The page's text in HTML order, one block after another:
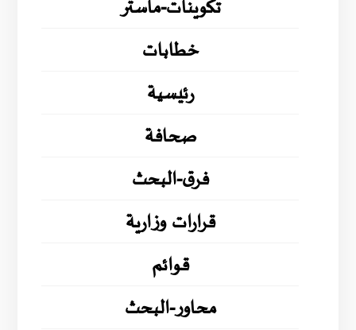
تكوينات-ماستر
خطابات
رئيسية
صحافة
فرق-البحث
قرارات وزارية
قوائم
محاور-البحث